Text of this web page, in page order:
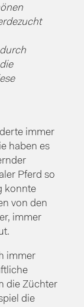
immer
haben es
Pferd so
konnte
von den
immer
immer
die Züchter
die